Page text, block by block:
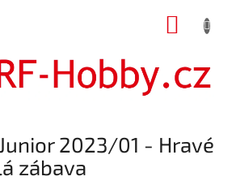
2023/01 - Hravé
zábava